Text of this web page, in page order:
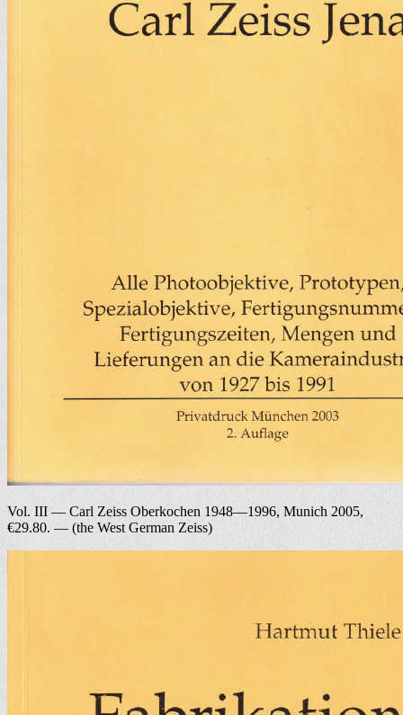
Vol. III — Carl Zeiss Oberkochen 1948—1996, Munich 2005,
€29.80. — (the West German Zeiss)